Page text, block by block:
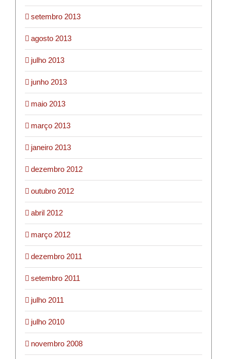
setembro 2013
agosto 2013
julho 2013
junho 2013
maio 2013
março 2013
janeiro 2013
dezembro 2012
outubro 2012
abril 2012
março 2012
dezembro 2011
setembro 2011
julho 2011
julho 2010
novembro 2008